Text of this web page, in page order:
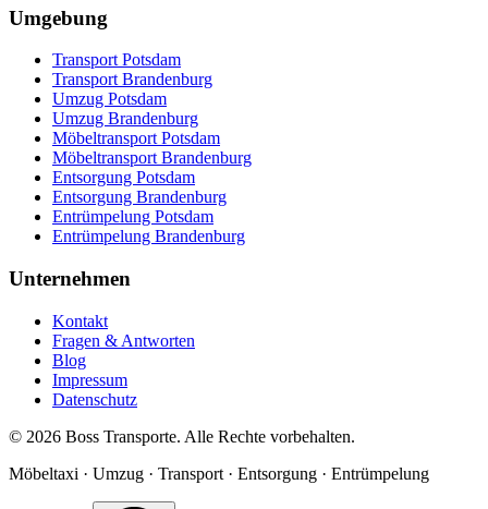
Umgebung
Transport Potsdam
Transport Brandenburg
Umzug Potsdam
Umzug Brandenburg
Möbeltransport Potsdam
Möbeltransport Brandenburg
Entsorgung Potsdam
Entsorgung Brandenburg
Entrümpelung Potsdam
Entrümpelung Brandenburg
Unternehmen
Kontakt
Fragen & Antworten
Blog
Impressum
Datenschutz
© 2026 Boss Transporte. Alle Rechte vorbehalten.
Möbeltaxi · Umzug · Transport · Entsorgung · Entrümpelung